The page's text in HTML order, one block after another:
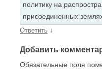
политику на
присоединенных
Ответить ↓
Добавить
Обязательные поля